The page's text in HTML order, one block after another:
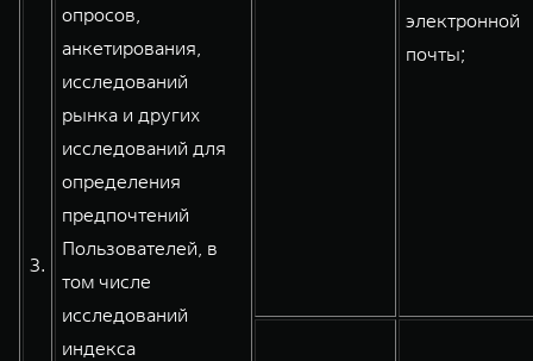
3.
опросов,
анкетирования,
исследований
рынка и других
исследований для
определения
предпочтений
Пользователей, в
том числе
исследований
индекса
электронной
почты;